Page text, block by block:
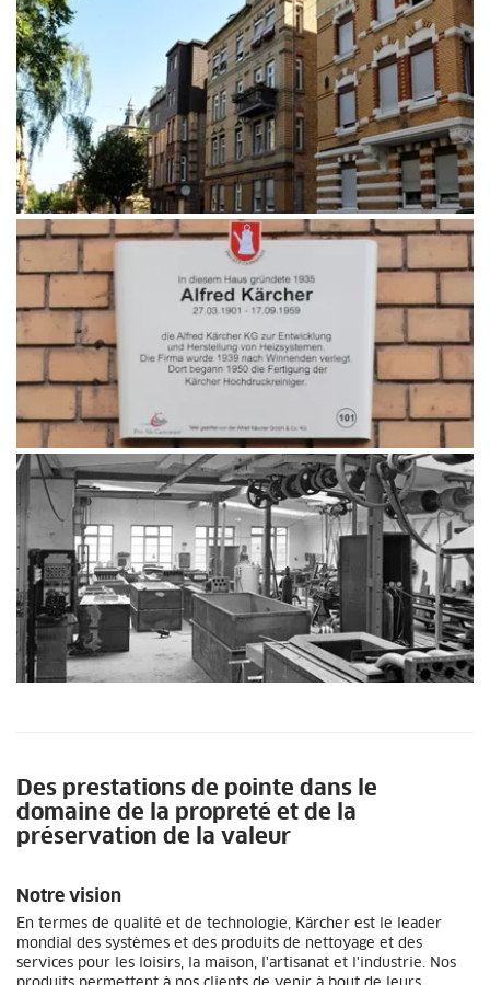
Des prestations de pointe dans le
domaine de la propreté et de la
préservation de la valeur
Notre vision
En termes de qualité et de technologie, Kärcher est le leader
mondial des systèmes et des produits de nettoyage et des
services pour les loisirs, la maison, l'artisanat et l'industrie. Nos